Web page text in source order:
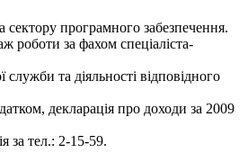
програмного забезпечення.
роботи за фахом спеціаліста-
та діяльності відповідного
декларація про доходи за 2009
за тел.: 2-15-59.